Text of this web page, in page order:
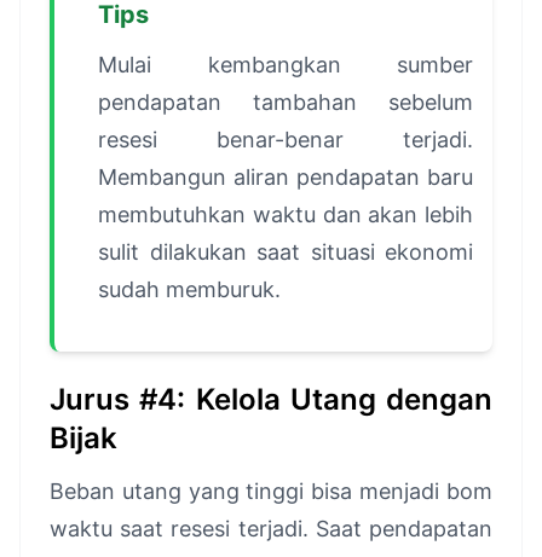
Tips
Mulai kembangkan sumber
pendapatan tambahan sebelum
resesi benar-benar terjadi.
Membangun aliran pendapatan baru
membutuhkan waktu dan akan lebih
sulit dilakukan saat situasi ekonomi
sudah memburuk.
Jurus #4: Kelola Utang dengan
Bijak
Beban utang yang tinggi bisa menjadi bom
waktu saat resesi terjadi. Saat pendapatan